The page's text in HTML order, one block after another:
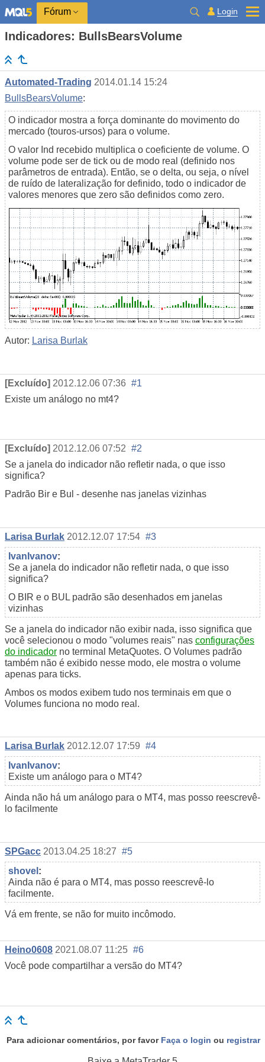
Fórum Login
Indicadores: BullsBearsVolume
Automated-Trading 2014.01.14 15:24
BullsBearsVolume:
O indicador mostra a força dominante do movimento do
mercado (touros-ursos) para o volume.
O valor Ind recebido multiplica o coeficiente de volume. O
volume pode ser de tick ou de modo real (definido nos
parâmetros de entrada). Então, se o delta, ou seja, o nível
de ruído de lateralização for definido, todo o indicador de
valores menores que zero são definidos como zero.
Autor: Larisa Burlak
[Excluído] 2012.12.06 07:36 #1
Existe um análogo no mt4?
[Excluído] 2012.12.06 07:52 #2
Se a janela do indicador não refletir nada, o que isso
significa?
Padrão Bir e Bul - desenhe nas janelas vizinhas
Larisa Burlak 2012.12.07 17:54 #3
IvanIvanov:
Se a janela do indicador não refletir nada, o que isso
significa?
O BIR e o BUL padrão são desenhados em janelas
vizinhas
Se a janela do indicador não exibir nada, isso significa que
você selecionou o modo "volumes reais" nas configurações
do indicador no terminal MetaQuotes. O Volumes padrão
também não é exibido nesse modo, ele mostra o volume
apenas para ticks.
Ambos os modos exibem tudo nos terminais em que o
Volumes funciona no modo real.
Larisa Burlak 2012.12.07 17:59 #4
IvanIvanov:
Existe um análogo para o MT4?
Ainda não há um análogo para o MT4, mas posso reescrevê-
lo facilmente
SPGacc 2013.04.25 18:27 #5
shovel :
Ainda não é para o MT4, mas posso reescrevê-lo
facilmente.
Vá em frente, se não for muito incômodo.
Heino0608 2021.08.07 11:25 #6
Você pode compartilhar a versão do MT4?
Para adicionar comentários, por favor Faça o login ou registrar